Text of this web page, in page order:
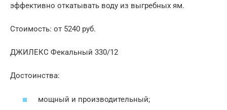
эффективно откатывать воду из выгребных ям.
Стоимость: от 5240 руб.
ДЖИЛЕКС Фекальный 330/12
Достоинства:
мощный и производительный;